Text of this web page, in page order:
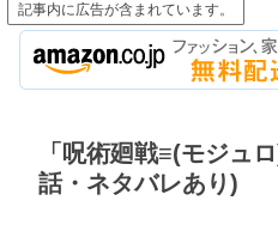
記事内に広告が含まれています。
「呪術廻戦≡(モジュ
話・ネタバレあり)